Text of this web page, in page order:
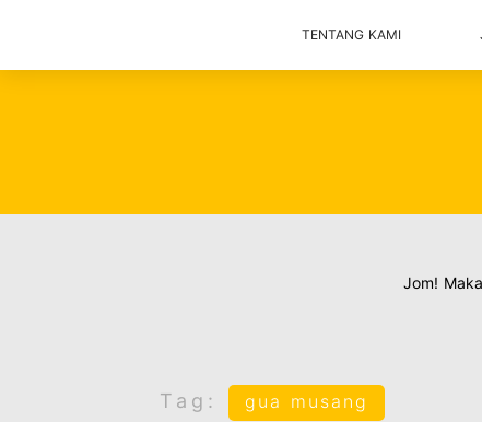
TENTANG KAMI
Jom!
Tag: gua musang